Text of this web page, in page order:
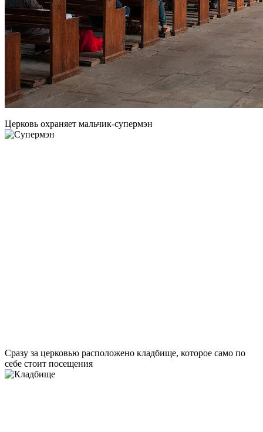
Церковь охраняет мальчик-супермэн
Сразу за церковью расположено кладбище, которое само по
себе стоит посещения